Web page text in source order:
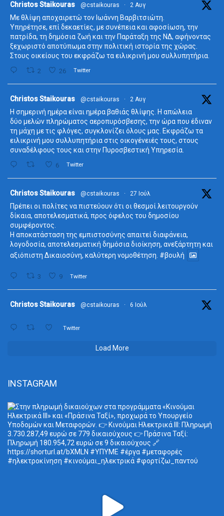
Christos Staikouras @cstaikouras · 2 Αυγ
Με θλίψη αποχαιρετώ τον Ιωάννη Βαρβιτσιώτη.
Υπηρέτησε, επί δεκαετίες, με συνέπεια και αφοσίωση, την
πατρίδα, τη δημόσια ζωή και την Παράταξη της ΝΔ, αφήνοντας
ξεχωριστό αποτύπωμα στην πολιτική ιστορία της χώρας.
Στους οικείους του εκφράζω τα ειλικρινή μου συλλυπητήρια.
2 26 Twitter
Christos Staikouras @cstaikouras · 2 Αυγ
Η σημερινή ημέρα είναι ημέρα βαθιάς θλίψης. Η απώλεια
δύο μελών πληρώματος αεροπυρόσβεσης, την ώρα που έδιναν
τη μάχη με τις φλόγες, συγκλονίζει όλους μας. Εκφράζω τα
ειλικρινή μου συλλυπητήρια στις οικογένειές τους, στους
συναδέλφους τους και στην Πυροσβεστική Υπηρεσία.
6 Twitter
Christos Staikouras @cstaikouras · 27 Ιούλ
Πρέπει οι πολίτες να πιστεύουν ότι οι θεσμοί λειτουργούν
δίκαια, αποτελεσματικά, προς όφελος του δημοσίου
συμφέροντος.
Η αποκατάσταση της εμπιστοσύνης απαιτεί διαφάνεια,
λογοδοσία, αποτελεσματική δημόσια διοίκηση, ανεξάρτητη και
αξιόπιστη Δικαιοσύνη, καλύτερη νομοθέτηση. #βουλή
3 9 Twitter
Christos Staikouras @cstaikouras · 6 Ιούλ
Twitter
Load More
INSTAGRAM